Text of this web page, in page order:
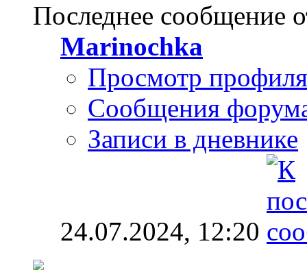
Последнее сообщение
Marinochka
Просмотр профиля
Сообщения
Записи в дневнике
24.07.2024, 12:20